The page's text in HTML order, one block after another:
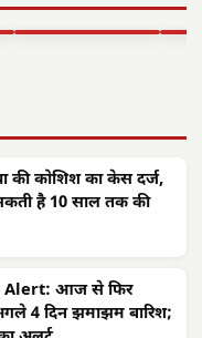
शासन…
की कोशिश का केस दर्ज,
सकती है 10 साल तक की
Alert: आज से फिर
4 दिन झमाझम बारिश;